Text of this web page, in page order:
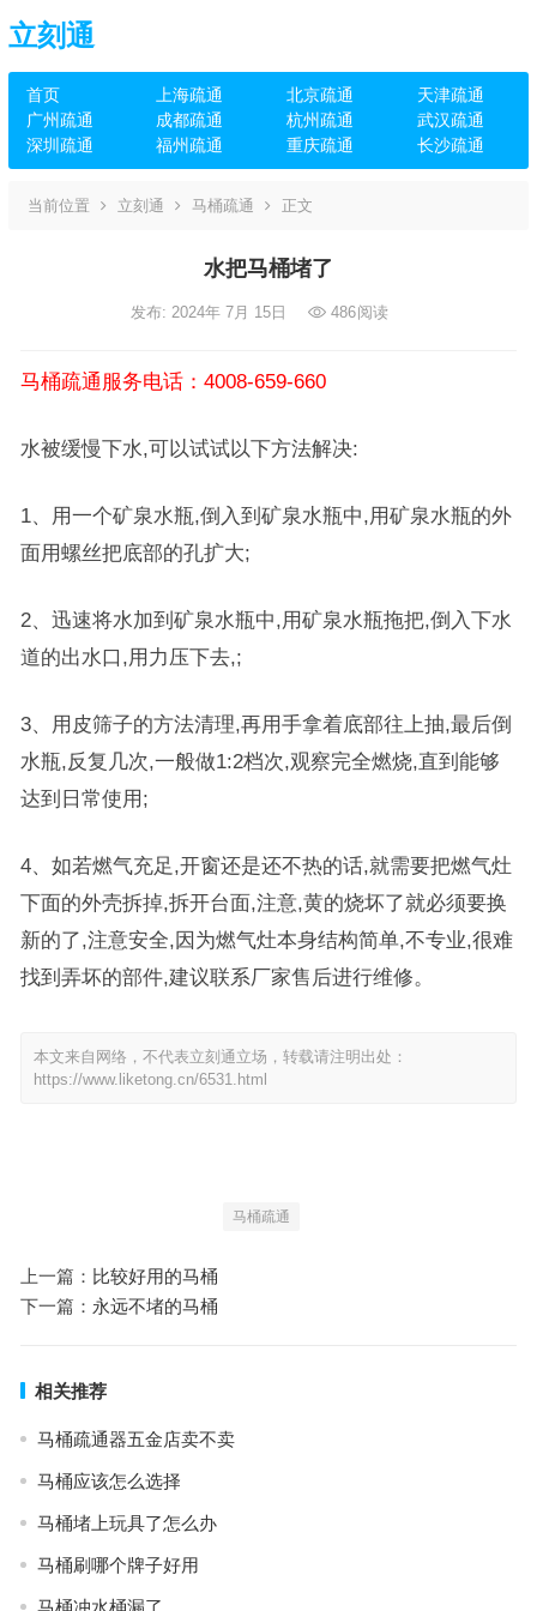
立刻通
首页 上海疏通 北京疏通
天津疏通
广州疏通
成都疏通 杭州疏通
武汉疏通
深圳疏通
福州疏通 重庆疏通 长沙疏通
当前位置 立刻通 马桶疏通 正文
水把马桶堵了
发布: 2024年 7月 15日 486阅读
马桶疏通服务电话：4008-659-660
水被缓慢下水,可以试试以下方法解决:
1、用一个矿泉水瓶,倒入到矿泉水瓶中,用矿泉水瓶的外
面用螺丝把底部的孔扩大;
2、迅速将水加到矿泉水瓶中,用矿泉水瓶拖把,倒入下水
道的出水口,用力压下去,;
3、用皮筛子的方法清理,再用手拿着底部往上抽,最后倒
水瓶,反复几次,一般做1:2档次,观察完全燃烧,直到能够
达到日常使用;
4、如若燃气充足,开窗还是还不热的话,就需要把燃气灶
下面的外壳拆掉,拆开台面,注意,黄的烧坏了就必须要换
新的了,注意安全,因为燃气灶本身结构简单,不专业,很难
找到弄坏的部件,建议联系厂家售后进行维修。
本文来自网络，不代表立刻通立场，转载请注明出处：
https://www.liketong.cn/6531.html
马桶疏通
上一篇： 比较好用的马桶
下一篇： 永远不堵的马桶
相关推荐
马桶疏通器五金店卖不卖
马桶应该怎么选择
马桶堵上玩具了怎么办
马桶刷哪个牌子好用
马桶冲水桶漏了